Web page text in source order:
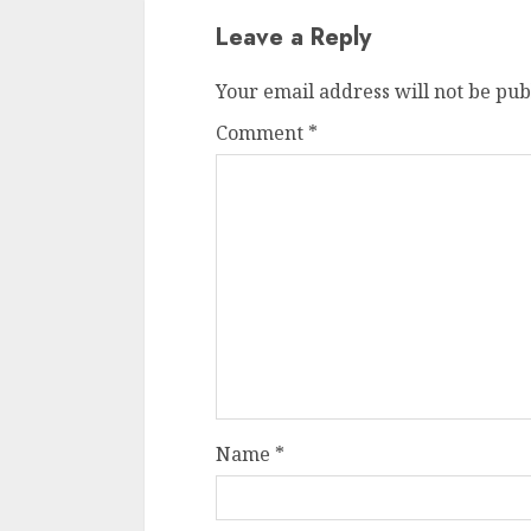
Leave a Reply
Your email address will not be
Comment *
Name *
Cele mai
cu piept de curcan
ALEXANDRU S. MAY 24, 2023